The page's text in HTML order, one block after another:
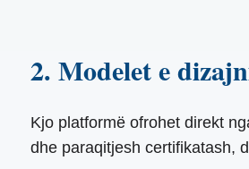
2. Modelet e
Kjo platformë ofrohet direkt
dhe paraqitjesh certifikatash,